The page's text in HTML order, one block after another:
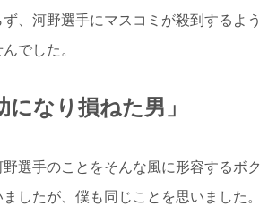
、河野選手にマスコミが殺到するよう
でした。
になり損ねた男」
選手のことをそんな風に形容するボク
したが、僕も同じことを思いました。